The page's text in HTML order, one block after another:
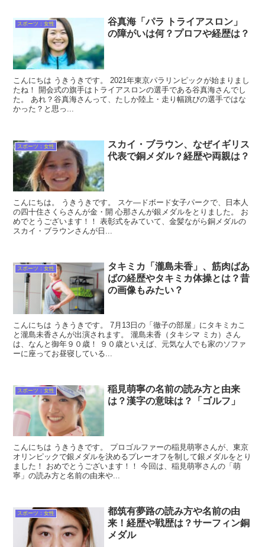
スポーツ：女性
谷真海「パラ トライアスロン」
の障がいは何？プロフや経歴は？
こんにちは うきうきです。 2021年東京パラリンピックが始まりまし
たね！ 開会式の旗手はトライアスロンの選手である谷真海さんでし
た。 あれ？谷真海さんって、たしか陸上・走り幅跳びの選手ではな
かった？と思っ...
スポーツ：女性
スカイ・ブラウン、なぜイギリス
代表で銅メダル？経歴や両親は？
こんにちは。 うきうきです。 スケ―ドボード女子パークで、日本人
の四十住さくらさんが金・開 心那さんが銀メダルをとりました。 お
めでとうございます！！ 表彰式をみていて、金髪ながら銅メダルの
スカイ・ブラウンさんが日...
スポーツ：女性
タキミカ「瀧島未香」、筋肉ばあ
ばの経歴やタキミカ体操とは？昔
の画像もみたい？
こんにちは うきうきです。 7月13日の「徹子の部屋」にタキミカこ
と瀧島未香さんが出演されます。 瀧島未香（タキシマ ミカ）さん
は、なんと御年９０歳！ ９０歳といえば、元気な人でも家のソファ
ーに座ってお昼寝している...
スポーツ：女性
稲見萌寧の名前の読み方と由来
は？漢字の意味は？「ゴルフ」
こんにちは うきうきです。 プロゴルファーの稲見萌寧さんが、東京
オリンピックで銀メダルを決めるプレーオフを制して銀メダルをとり
ました！ おめでとうございます！！ 今回は、稲見萌寧さんの「萌
寧」の読み方と名前の由来や...
スポーツ：女性
都筑有夢路の読み方や名前の由
来！経歴や戦歴は？サーフィン銅
メダル